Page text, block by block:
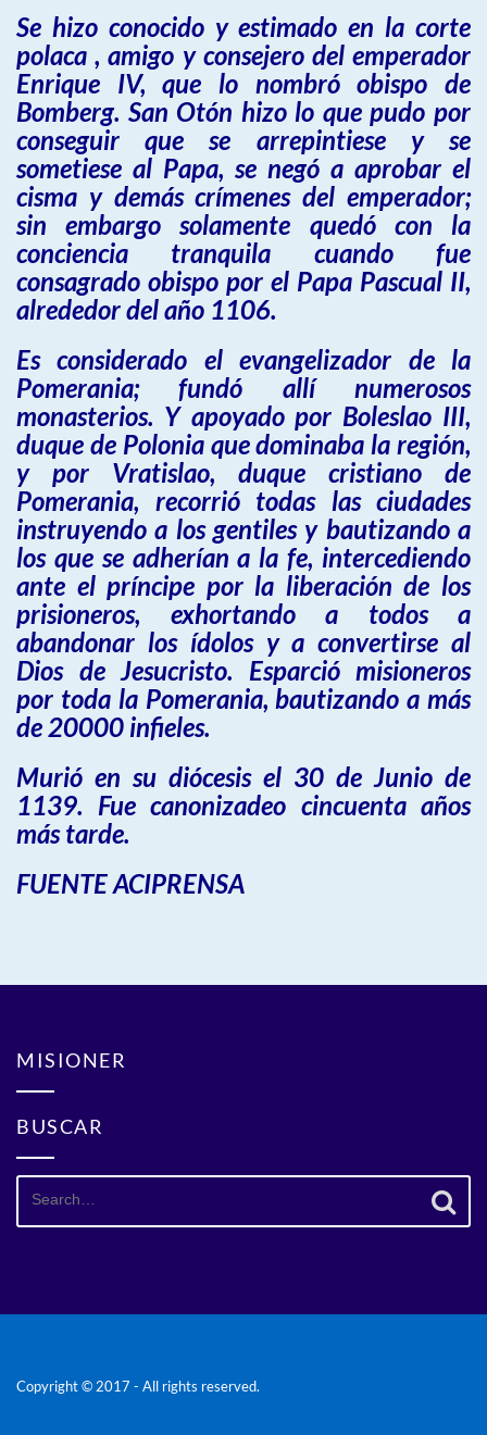
Se hizo conocido y estimado en la corte
polaca , amigo y consejero del emperador
Enrique IV, que lo nombró obispo de
Bomberg. San Otón hizo lo que pudo por
conseguir que se arrepintiese y se
sometiese al Papa, se negó a aprobar el
cisma y demás crímenes del emperador;
sin embargo solamente quedó con la
conciencia tranquila cuando fue
consagrado obispo por el Papa Pascual II,
alrededor del año 1106.
Es considerado el evangelizador de la
Pomerania; fundó allí numerosos
monasterios. Y apoyado por Boleslao III,
duque de Polonia que dominaba la región,
y por Vratislao, duque cristiano de
Pomerania, recorrió todas las ciudades
instruyendo a los gentiles y bautizando a
los que se adherían a la fe, intercediendo
ante el príncipe por la liberación de los
prisioneros, exhortando a todos a
abandonar los ídolos y a convertirse al
Dios de Jesucristo. Esparció misioneros
por toda la Pomerania, bautizando a más
de 20000 infieles.
Murió en su diócesis el 30 de Junio de
1139. Fue canonizadeo cincuenta años
más tarde.
FUENTE ACIPRENSA
MISIONER
BUSCAR
Search
Copyright © 2017 - All rights reserved.